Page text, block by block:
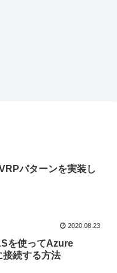
パターンを実装し
2020.08.23
を使ってAzure
続する方法